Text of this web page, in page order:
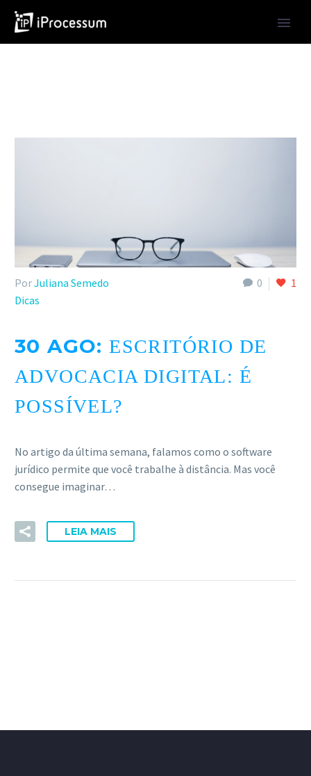
0 1
PorJuliana Semedo
Dicas
30 AGO:ESCRITÓRIO DE
ADVOCACIA DIGITAL: É
POSSÍVEL?
No artigo da última semana, falamos como o software
jurídico permite que você trabalhe à distância. Mas você
consegue imaginar…
LEIA MAIS